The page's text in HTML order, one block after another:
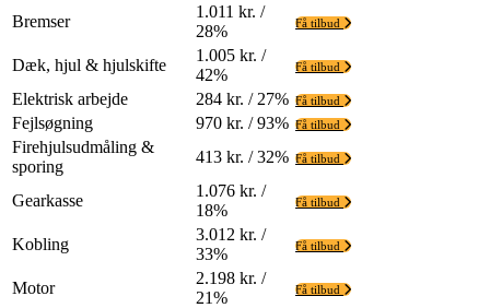
Bremser
1.011 kr. /
28%
Få tilbud
Dæk, hjul & hjulskifte
1.005 kr. /
42%
Få tilbud
Elektrisk arbejde 284 kr. / 27% Få tilbud
Fejlsøgning 970 kr. / 93% Få tilbud
Firehjulsudmåling &
sporing
413 kr. / 32% Få tilbud
Gearkasse
1.076 kr. /
18%
Få tilbud
Kobling
3.012 kr. /
33%
Få tilbud
Motor
2.198 kr. /
21%
Få tilbud